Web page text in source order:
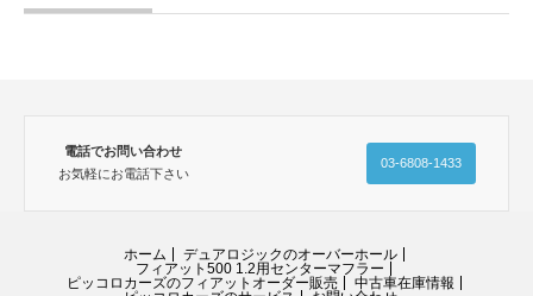
電話でお問い合わせ
お気軽にお電話下さい
03-6808-1433
ホーム
デュアロジックのオーバーホール
フィアット500 1.2用センターマフラー
ピッコロカーズのフィアットオーダー販売
中古車在庫情報